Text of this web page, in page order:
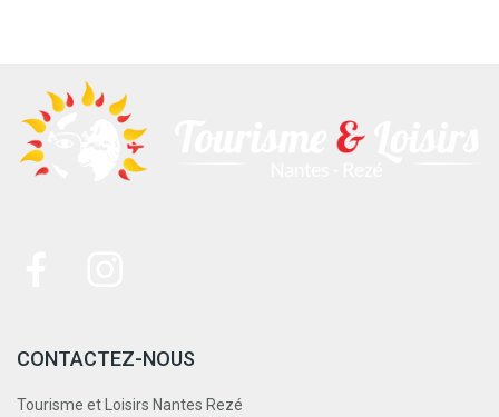
CONTACTEZ-NOUS
Tourisme et Loisirs Nantes Rezé